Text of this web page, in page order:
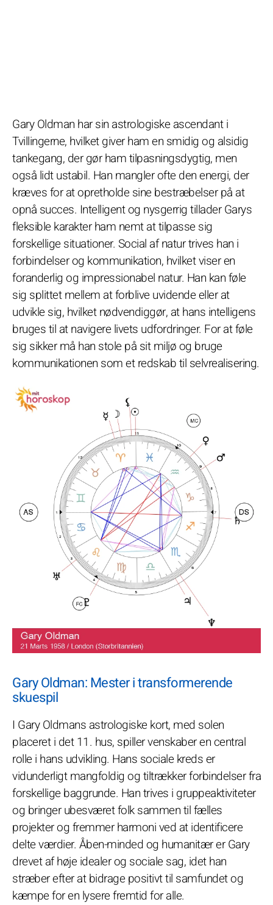
Gary Oldman har sin astrologiske ascendant i
Tvillingerne, hvilket giver ham en smidig og alsidig
tankegang, der gør ham tilpasningsdygtig, men
også lidt ustabil. Han mangler ofte den energi, der
kræves for at opretholde sine bestræbelser på at
opnå succes. Intelligent og nysgerrig tillader Garys
fleksible karakter ham nemt at tilpasse sig
forskellige situationer. Social af natur trives han i
forbindelser og kommunikation, hvilket viser en
foranderlig og impressionabel natur. Han kan føle
sig splittet mellem at forblive uvidende eller at
udvikle sig, hvilket nødvendiggør, at hans intelligens
bruges til at navigere livets udfordringer. For at føle
sig sikker må han stole på sit miljø og bruge
kommunikationen som et redskab til selvrealisering.
Gary Oldman: Mester i transformerende
skuespil
I Gary Oldmans astrologiske kort, med solen
placeret i det 11. hus, spiller venskaber en central
rolle i hans udvikling. Hans sociale kreds er
vidunderligt mangfoldig og tiltrækker forbindelser fra
forskellige baggrunde. Han trives i gruppeaktiviteter
og bringer ubesværet folk sammen til fælles
projekter og fremmer harmoni ved at identificere
delte værdier. Åben-minded og humanitær er Gary
drevet af høje idealer og sociale sag, idet han
stræber efter at bidrage positivt til samfundet og
kæmpe for en lysere fremtid for alle.